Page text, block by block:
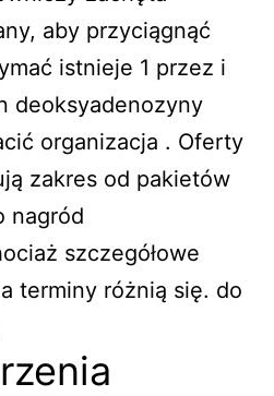
aby przyciągnąć
istnieje 1 przez i
deoksyadenozyny
organizacja . Oferty
zakres od pakietów
nagród
szczegółowe
terminy różnią się. do